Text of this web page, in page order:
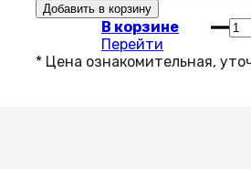
В корзине
Перейти